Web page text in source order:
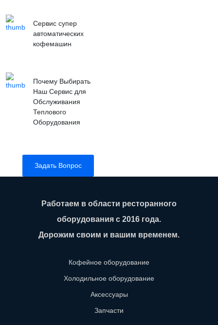
Сервис супер
автоматических
кофемашин
Почему Выбирать
Наш Сервис для
Обслуживания
Теплового
Оборудования
Задать Вопрос
Работаем в области ресторанного
оборудования с 2016 года.
Дорожим своим и вашим временем.
Кофейное оборудование
Холодильное оборудование
Аксессуары
Запчасти